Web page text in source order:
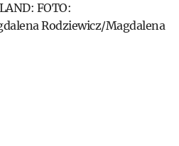
FOTO:
Rodziewicz/Magdalena